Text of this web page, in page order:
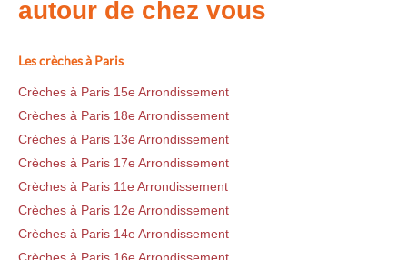
autour de chez vous
Les crèches à Paris
Crèches à Paris 15e Arrondissement
Crèches à Paris 18e Arrondissement
Crèches à Paris 13e Arrondissement
Crèches à Paris 17e Arrondissement
Crèches à Paris 11e Arrondissement
Crèches à Paris 12e Arrondissement
Crèches à Paris 14e Arrondissement